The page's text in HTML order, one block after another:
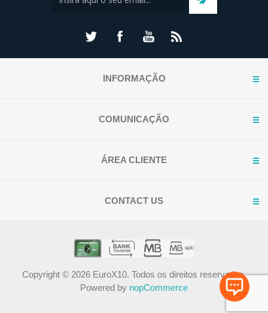
INFORMAÇÃO
COMUNICAÇÃO
ÁREA CLIENTE
CONTACT US
Copyright © 2026 EuroX10. Todos os direitos reservados.
Powered by nopCommerce